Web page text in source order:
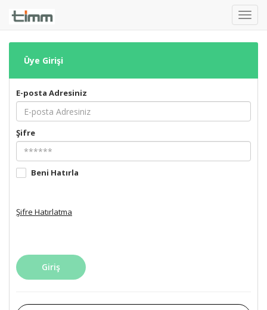
Üye Girişi
E-posta Adresiniz
Şifre
Beni Hatırla
Şifre Hatırlatma
Giriş